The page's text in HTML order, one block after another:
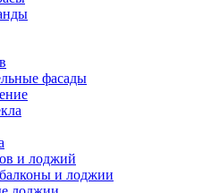
фасады
и лоджий
и лоджии